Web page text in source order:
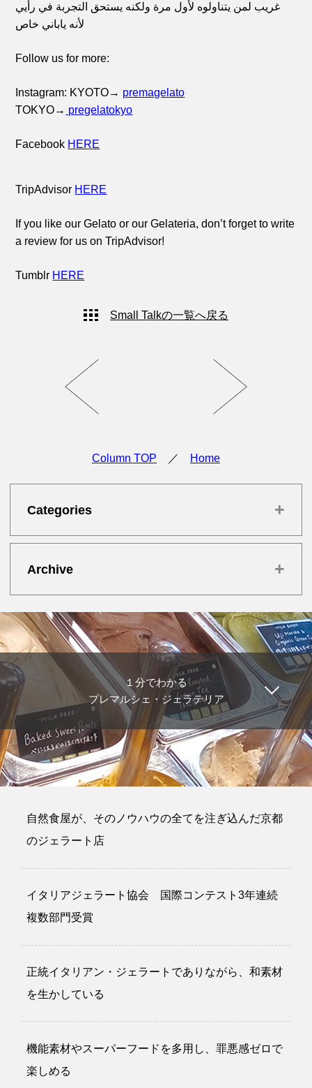
غريب لمن يتناولوه لأول مرة ولكنه يستحق التجربة في رأيي
لأنه ياباني خاص
Follow us for more:
Instagram: KYOTO→ premagelato
TOKYO→ pregelatokyo
Facebook HERE
TripAdvisor HERE
If you like our Gelato or our Gelateria, don’t forget to write
a review for us on TripAdvisor!
Tumblr HERE
Small Talkの一覧へ戻る
Column TOP ／ Home
Categories +
Archive +
１分でわかる
プレマルシェ・ジェラテリア
自然食屋が、そのノウハウの全てを注ぎ込んだ京都
のジェラート店
イタリアジェラート協会 国際コンテスト3年連続
複数部門受賞
正統イタリアン・ジェラートでありながら、和素材
を生かしている
機能素材やスーパーフードを多用し、罪悪感ゼロで
楽しめる